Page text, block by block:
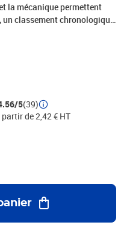
la mécanique permettent
classement chronologique
d'un léger film plastique qui
5(39)
de 2,42 € HT